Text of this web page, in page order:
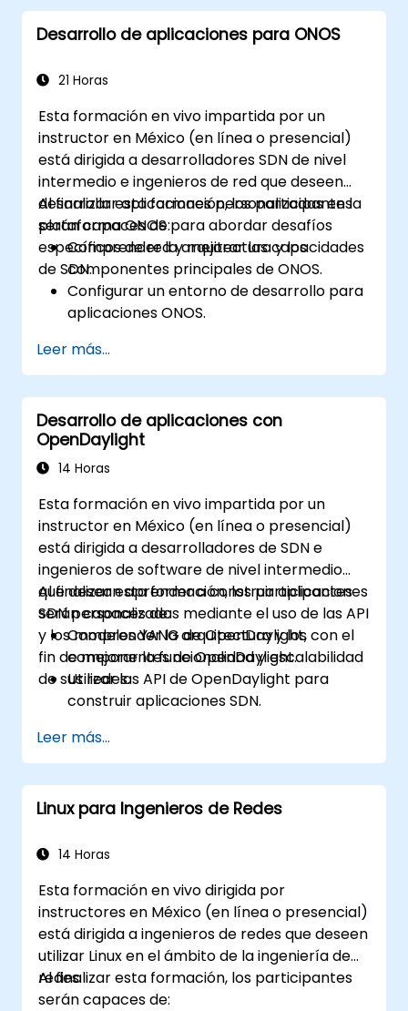
Desarrollo de aplicaciones para ONOS
21 Horas
Esta formación en vivo impartida por un
instructor en México (en línea o presencial)
está dirigida a desarrolladores SDN de nivel
intermedio e ingenieros de red que deseen
desarrollar aplicaciones personalizadas en la
plataforma ONOS para abordar desafíos
específicos de red y mejorar las capacidades
de SDN.
Al finalizar esta formación, los participantes
serán capaces de:
Comprender la arquitectura y los
componentes principales de ONOS.
Configurar un entorno de desarrollo para
aplicaciones ONOS.
aplicaciones ONOS para gestionar redes
SDN.
Integrar aplicaciones ONOS con sistemas
externos y API.
Diagnosticar problemas y optimizar
aplicaciones ONOS para mejorar el
Leer más...
Desarrollo de aplicaciones con
OpenDaylight
14 Horas
Esta formación en vivo impartida por un
instructor en México (en línea o presencial)
está dirigida a desarrolladores de SDN e
ingenieros de software de nivel intermedio
que desean aprender a construir aplicaciones
SDN personalizadas mediante el uso de las API
y los modelos YANG de OpenDaylight, con el
fin de mejorar la funcionalidad y escalabilidad
de sus redes.
Al finalizar esta formación, los participantes
serán capaces de:
Comprender la arquitectura y los
componentes de OpenDaylight.
Utilizar las API de OpenDaylight para
construir aplicaciones SDN.
personalizar la red.
Implementar, probar y depurar
aplicaciones personalizadas en un
entorno OpenDaylight.
externos y dispositivos de red.
Leer más...
Linux para Ingenieros de Redes
14 Horas
Esta formación en vivo dirigida por
instructores en México (en línea o presencial)
está dirigida a ingenieros de redes que deseen
utilizar Linux en el ámbito de la ingeniería de
redes.
Al finalizar esta formación, los participantes
serán capaces de: